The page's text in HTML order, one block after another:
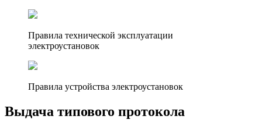
Правила технической эксплуатации
электроустановок
Правила устройства электроустановок
Выдача типового протокола